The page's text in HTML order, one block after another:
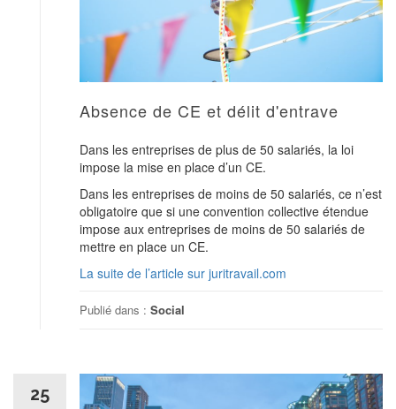
Absence de CE et délit d'entrave
Dans les entreprises de plus de 50 salariés, la loi
impose la mise en place d’un CE.
Dans les entreprises de moins de 50 salariés, ce n’est
obligatoire que si une convention collective étendue
impose aux entreprises de moins de 50 salariés de
mettre en place un CE.
La suite de l’article sur juritravail.com
Publié dans : Social
25